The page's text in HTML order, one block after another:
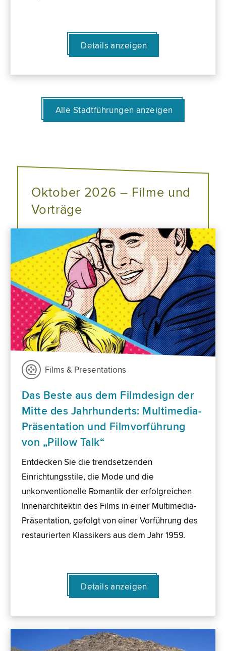
Details anzeigen
Alle Stadtführungen anzeigen
Oktober 2026 – Filme und
Vorträge
Films & Presentations
Das Beste aus dem Filmdesign der
Mitte des Jahrhunderts: Multimedia-
Präsentation und Filmvorführung
von „Pillow Talk“
Entdecken Sie die trendsetzenden
Einrichtungsstile, die Mode und die
unkonventionelle Romantik der erfolgreichen
Innenarchitektin des Films in einer Multimedia-
Präsentation, gefolgt von einer Vorführung des
restaurierten Klassikers aus dem Jahr 1959.
Details anzeigen